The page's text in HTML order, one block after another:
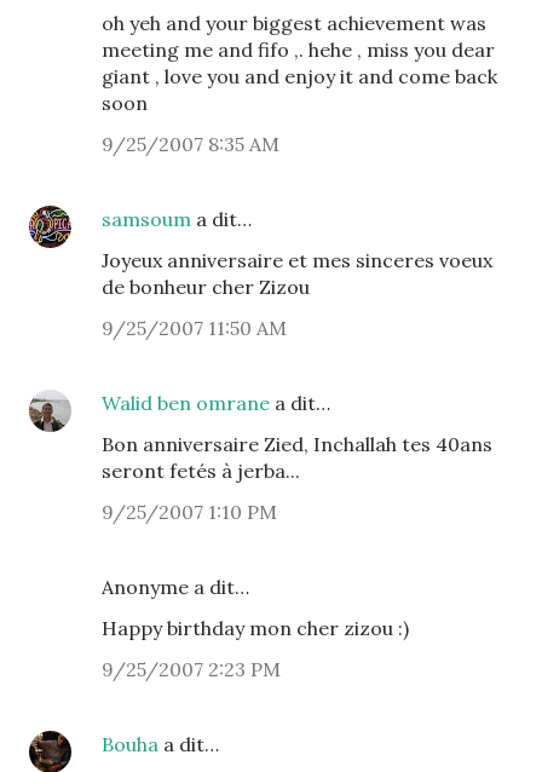
oh yeh and your biggest achievement was
meeting me and fifo ,. hehe , miss you dear
giant , love you and enjoy it and come back
soon
9/25/2007 8:35 AM
samsoum a dit…
Joyeux anniversaire et mes sinceres voeux
de bonheur cher Zizou
9/25/2007 11:50 AM
Walid ben omrane a dit…
Bon anniversaire Zied, Inchallah tes 40ans
seront fetés à jerba...
9/25/2007 1:10 PM
Anonyme a dit…
Happy birthday mon cher zizou :)
9/25/2007 2:23 PM
Bouha a dit…